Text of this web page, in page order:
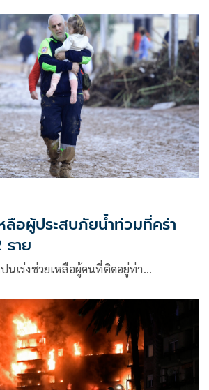
ลือผู้ประสบภัยน้ำท่วมที่คร่า
าย
นเร่งช่วยเหลือผู้คนที่ติดอยู่ท่า…